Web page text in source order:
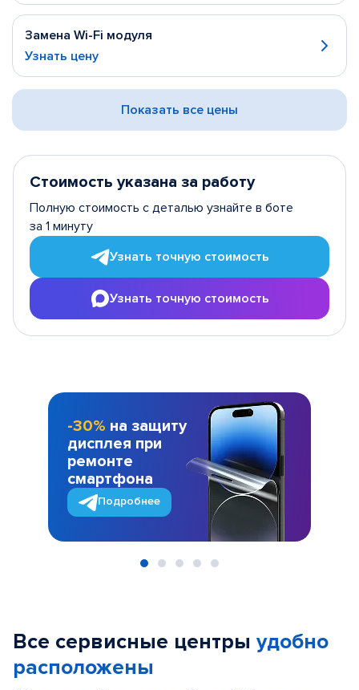
Замена Wi-Fi модуля
Узнать цену
Показать все цены
Стоимость указана за работу
Полную стоимость с деталью узнайте в боте
за 1 минуту
Узнать точную стоимость
Узнать точную стоимость
-30% на защиту
дисплея при
ремонте
смартфона
Подробнее
Все сервисные центры удобно
расположены